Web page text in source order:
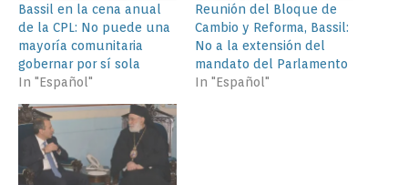
Bassil en la cena anual
de la CPL: No puede una
mayoría comunitaria
gobernar por sí sola
In "Español"
Reunión del Bloque de
Cambio y Reforma, Bassil:
No a la extensión del
mandato del Parlamento
In "Español"